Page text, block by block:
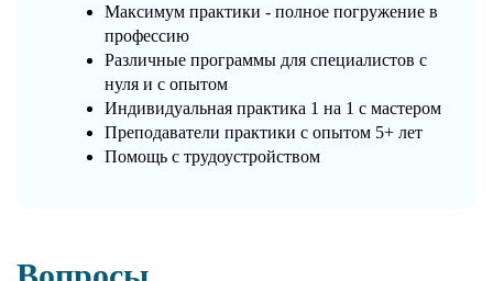
Максимум практики - полное погружение в
профессию
Различные программы для специалистов с
нуля и с опытом
Индивидуальная практика 1 на 1 с мастером
Преподаватели практики с опытом 5+ лет
Помощь с трудоустройством